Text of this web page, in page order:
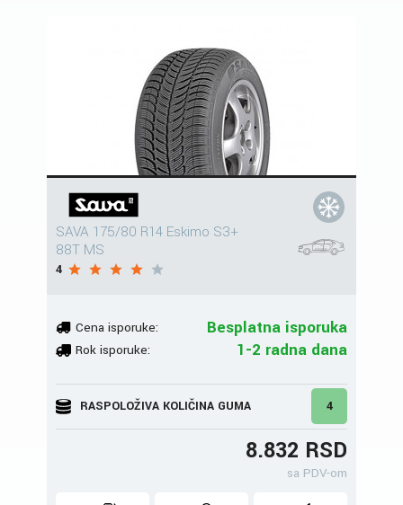
SAVA 175/80 R14 Eskimo S3+
88T MS
4
Cena isporuke: Besplatna isporuka
Rok isporuke: 1-2 radna dana
RASPOLOŽIVA KOLIČINA GUMA 4
8.832 RSD
sa PDV-om